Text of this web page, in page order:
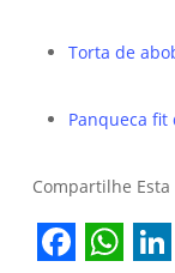
Torta de
Panqueca fit
Compartilhe Esta